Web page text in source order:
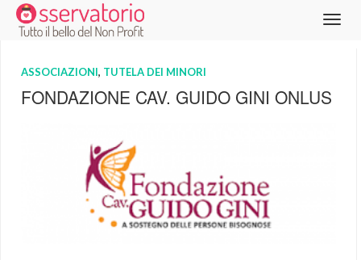
ASSOCIAZIONI, TUTELA DEI MINORI
FONDAZIONE CAV. GUIDO GINI ONLUS